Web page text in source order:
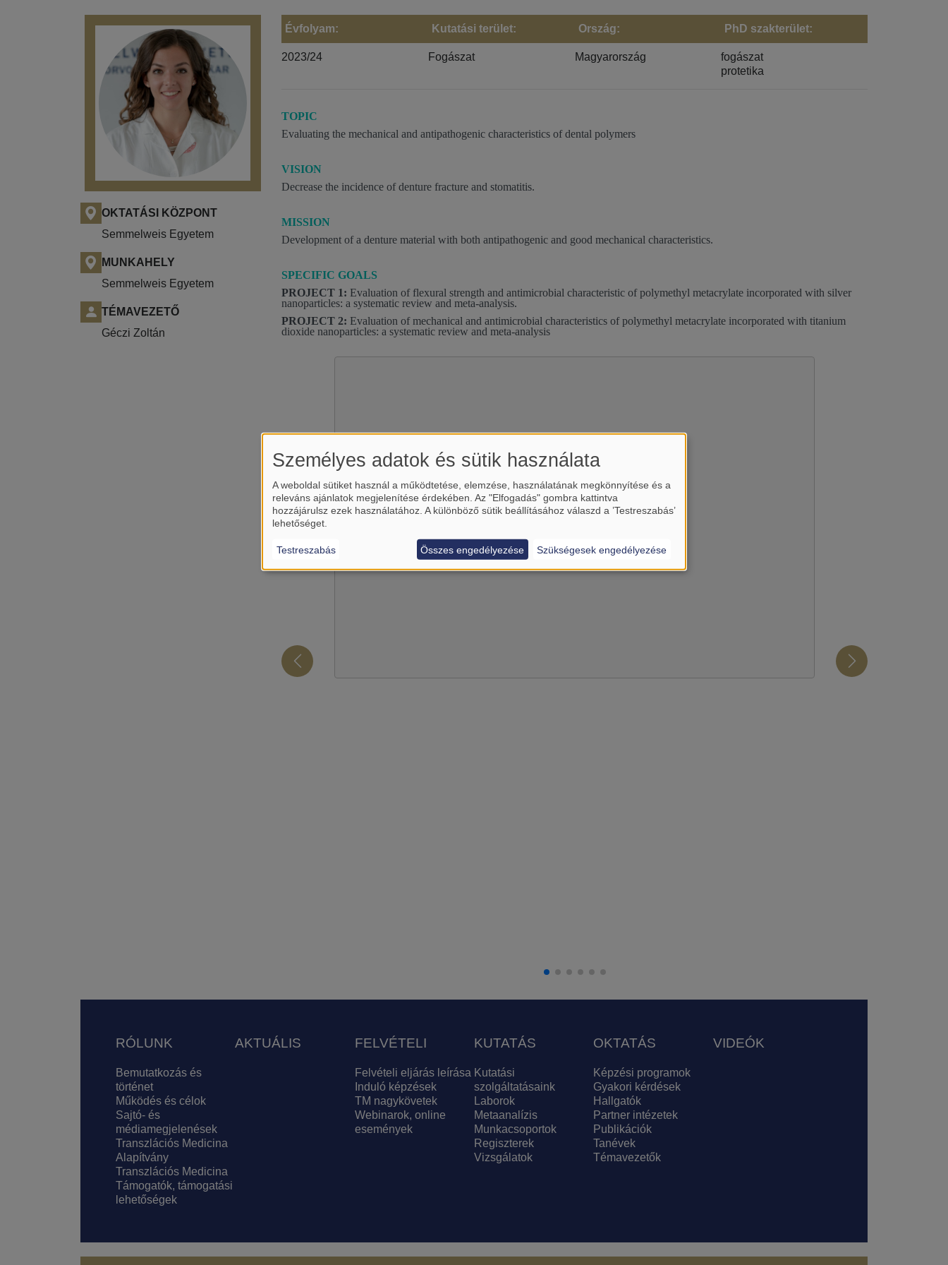
OKTATÁSI KÖZPONT
Semmelweis Egyetem
MUNKAHELY
Semmelweis Egyetem
TÉMAVEZETŐ
Géczi Zoltán
Évfolyam:
2023/24
Kutatási terület:
Fogászat
Ország:
Magyarország
PhD szakterület:
fogászat
protetika
TOPIC
Evaluating the mechanical and antipathogenic characteristics of dental polymers​
VISION
Decrease the incidence of denture fracture and stomatitis​.
MISSION
Development of a denture material with both antipathogenic and good mechanical characteristics.​
SPECIFIC GOALS
PROJECT 1: Evaluation of flexural strength and antimicrobial characteristic of polymethyl metacrylate incorporated with silver
nanoparticles: a systematic review and meta-analysis.
PROJECT 2: Evaluation of mechanical and antimicrobial characteristics of polymethyl metacrylate incorporated with titanium
dioxide nanoparticles: a systematic review and meta-analysis
Betölti a(z) YouTubekülső tartalmát?
Manage privacy settings
Lábléc
RÓLUNK
Bemutatkozás és
történet
Működés és célok
Sajtó- és
médiamegjelenések
Transzlációs Medicina
Alapítvány
Transzlációs Medicina
Támogatók, támogatási
lehetőségek
AKTUÁLIS FELVÉTELI
Felvételi eljárás leírása
Induló képzések
TM nagykövetek
Webinarok, online
események
KUTATÁS
Kutatási
szolgáltatásaink
Laborok
Metaanalízis
Munkacsoportok
Regiszterek
Vizsgálatok
OKTATÁS
Képzési programok
Gyakori kérdések
Hallgatók
Partner intézetek
Publikációk
Tanévek
Témavezetők
VIDEÓK
Személyes adatok és sütik használata
A weboldal sütiket használ a működtetése, elemzése, használatának megkönnyítése és a
releváns ajánlatok megjelenítése érdekében. Az "Elfogadás" gombra kattintva
hozzájárulsz ezek használatához. A különböző sütik beállításához válaszd a ’Testreszabás’
lehetőséget.
Testreszabás Szükségesek engedélyezése
Összes engedélyezése